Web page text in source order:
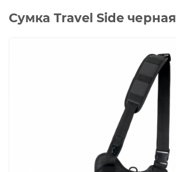
Сумка Travel Side черная